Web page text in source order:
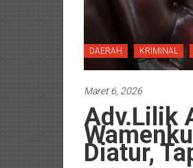
DAERAH KRIMINAL
Maret 6, 2026
Adv.Lilik
Diatur,